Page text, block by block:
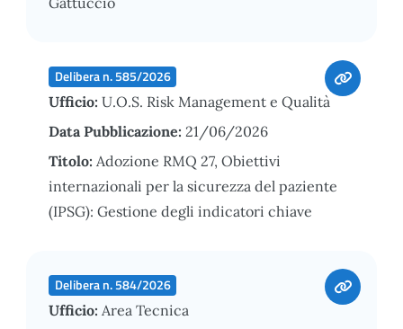
Delibera n. 585/2026
Ufficio: U.O.S. Risk Management e Qualità
Data Pubblicazione: 21/06/2026
Titolo: Adozione RMQ 27, Obiettivi
internazionali per la sicurezza del paziente
(IPSG): Gestione degli indicatori chiave
Delibera n. 584/2026
Ufficio: Area Tecnica